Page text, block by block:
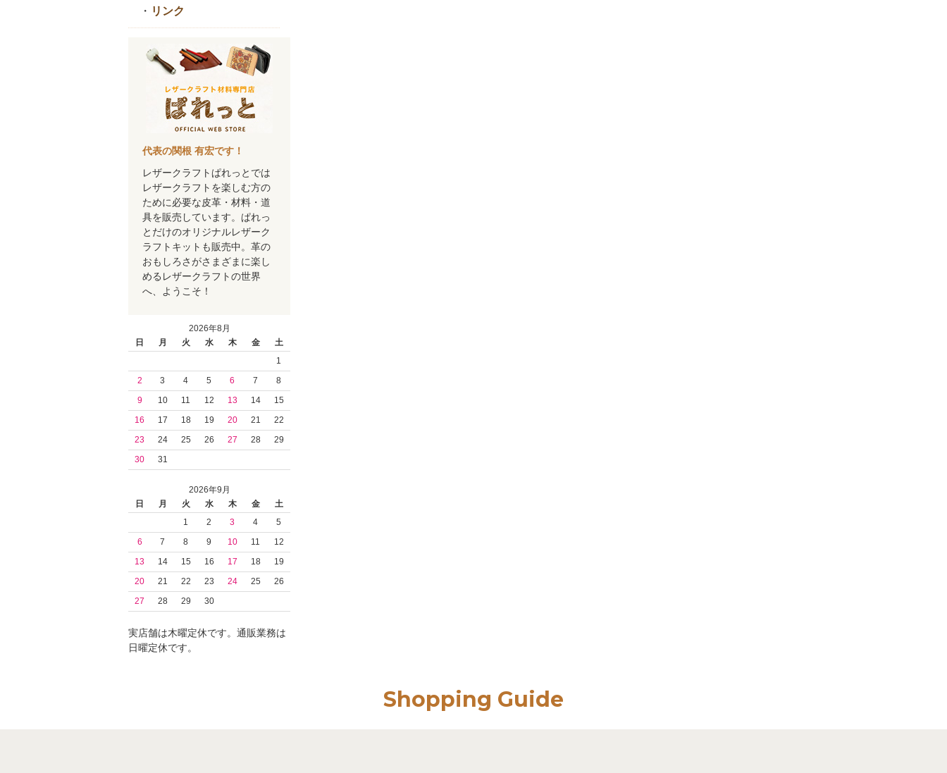
・ リンク
代表の関根 有宏です！
レザークラフトぱれっとでは
レザークラフトを楽しむ方の
ために必要な皮革・材料・道
具を販売しています。ぱれっ
とだけのオリジナルレザーク
ラフトキットも販売中。革の
おもしろさがさまざまに楽し
めるレザークラフトの世界
へ、ようこそ！
2026年8月
日
月 火 水 木 金
土
1
2
3 4 5 6 7
8
9
10 11 12 13 14
15
16
17 18 19 20 21
22
23
24 25 26 27 28
29
30
31
2026年9月
日
月 火 水 木 金
土
1
2 3 4
5
6
7 8 9 10 11
12
13
14 15 16 17 18
19
20
21 22 23 24 25
26
27
28 29 30
実店舗は木曜定休です。通販業務は
日曜定休です。
Shopping Guide